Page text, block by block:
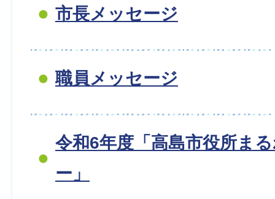
市長メッセージ
職員メッセージ
令和6年度「高島市役所ま
ー」